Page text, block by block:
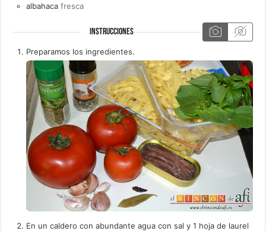
albahaca fresca
INSTRUCCIONES
Preparamos los ingredientes.
En un caldero con abundante agua con sal y 1 hoja de laurel